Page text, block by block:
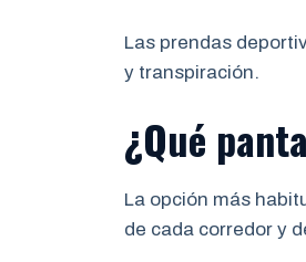
Las prendas
y transpiración.
¿Qué
La opción más
de cada corredor y